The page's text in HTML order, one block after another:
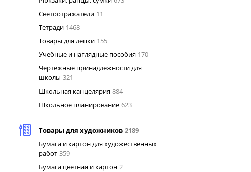
Светоотражатели 11
Тетради 1468
Товары для лепки 155
Учебные и наглядные пособия 170
Чертежные принадлежности для
школы 321
Школьная канцелярия 884
Школьное планирование 623
Товары для художников 2189
Бумага и картон для художественных
работ 359
Бумага цветная и картон 2